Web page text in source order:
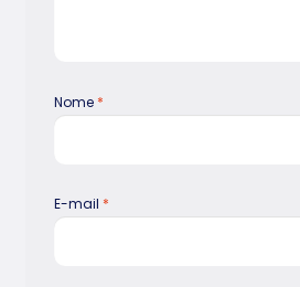
Nome *
E-mail *